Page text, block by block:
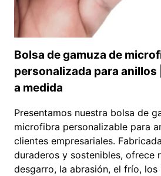
Bolsa de gamuza de
personalizada para anillos
a medida
Presentamos nuestra bolsa de
microfibra personalizable para
clientes empresariales.
duraderos y sostenibles, ofrece
desgarro, la abrasión, el frío,